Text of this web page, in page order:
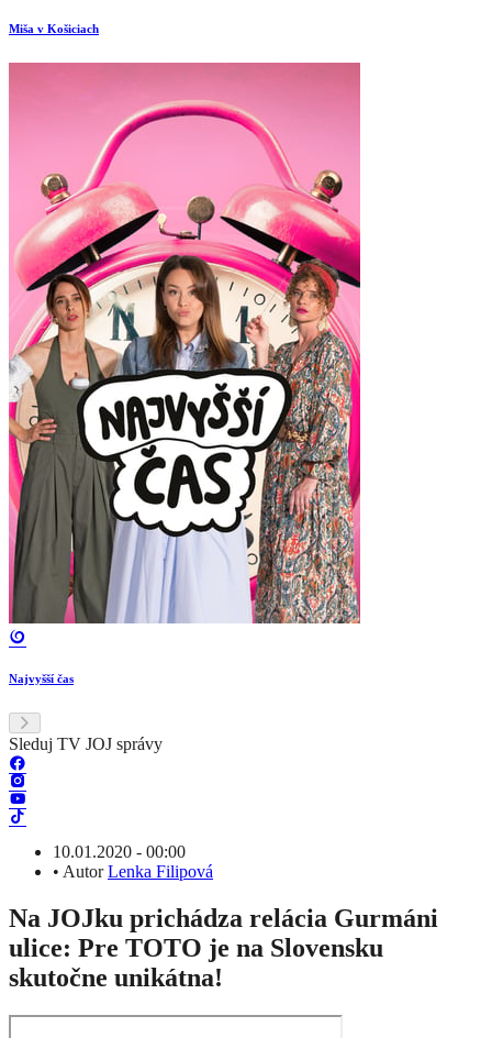
Miša v Košiciach
Najvyšší čas
Sleduj TV JOJ správy
10.01.2020 - 00:00
• AutorLenka Filipová
Na JOJku prichádza relácia Gurmáni
ulice: Pre TOTO je na Slovensku
skutočne unikátna!